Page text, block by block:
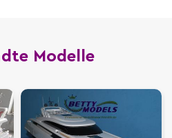
Modelle